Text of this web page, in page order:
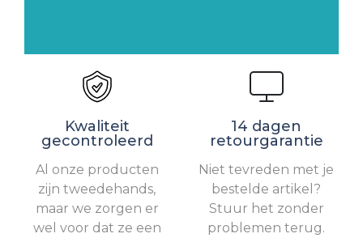
Kwaliteit
gecontroleerd
Al onze producten
zijn tweedehands,
maar we zorgen er
wel voor dat ze een
14 dagen
retourgarantie
Niet tevreden met je
bestelde artikel?
Stuur het zonder
problemen terug.